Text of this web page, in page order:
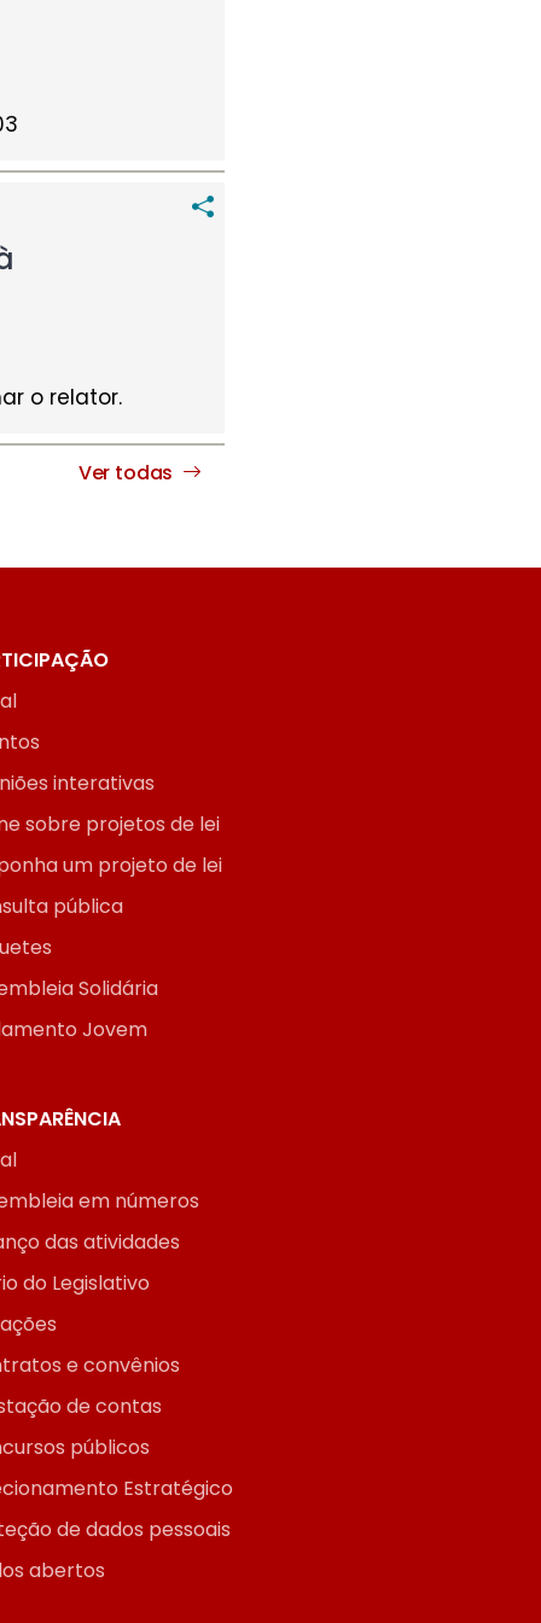
o relator.
Ver todas
interativas
sobre projetos de lei
um projeto de lei
pública
Solidária
Jovem
em números
das atividades
do Legislativo
e convênios
de contas
públicos
Estratégico
de dados pessoais
abertos